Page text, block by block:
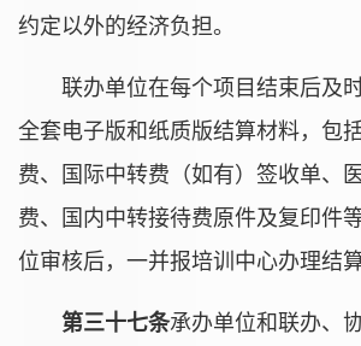
约定以外的经济负担。
联办单位在每个项目结束后及
全套电子版和纸质版结算材料，包
费、国际中转费（如有）签收单、
费、国内中转接待费原件及复印件
位审核后，一并报培训中心办理结算
第三十七条承办单位和联办、